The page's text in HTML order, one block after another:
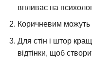
впливає на
Коричневим можуть
Для стін і штор
відтінки, щоб